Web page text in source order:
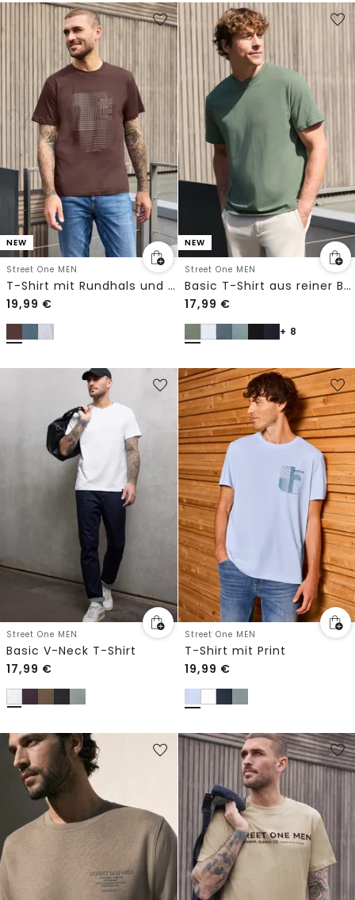
NEW
Street One MEN
T-Shirt mit Rundhals und Print
19,99 €
NEW
Street One MEN
Basic T-Shirt aus reiner Baumwolle
17,99 €
+ 8
Street One MEN
Basic V-Neck T-Shirt
17,99 €
Street One MEN
T-Shirt mit Print
19,99 €